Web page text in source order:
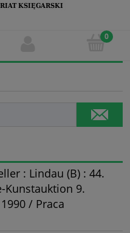
: Lindau (B) : 44.
Kunstauktion 9.
/ Praca